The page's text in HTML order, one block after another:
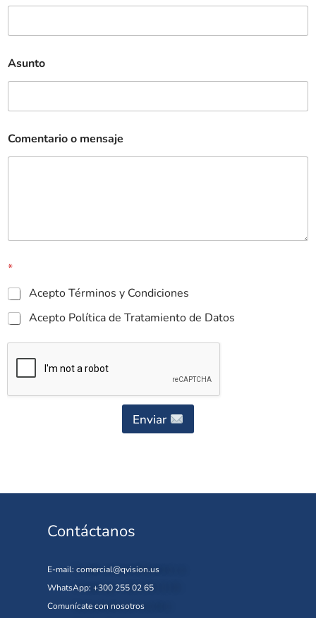
Asunto
Comentario o mensaje
*
Acepto Términos y Condiciones
Acepto Política de Tratamiento de Datos
Enviar
Contáctanos
E-mail: comercial@qvision.us
WhatsApp: +300 255 02 65
Comunícate con nosotros